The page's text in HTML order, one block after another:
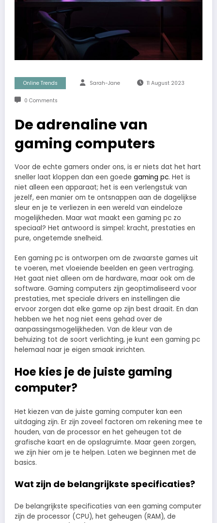
Online Trends Sarah-Jane 11 August 2023
0 Comments
De adrenaline van
gaming computers
Voor de echte gamers onder ons, is er niets dat het hart
sneller laat kloppen dan een goede gaming pc. Het is
niet alleen een apparaat; het is een verlengstuk van
jezelf, een manier om te ontsnappen aan de dagelijkse
sleur en je te verliezen in een wereld van eindeloze
mogelijkheden. Maar wat maakt een gaming pc zo
speciaal? Het antwoord is simpel: kracht, prestaties en
pure, ongetemde snelheid.
Een gaming pc is ontworpen om de zwaarste games uit
te voeren, met vloeiende beelden en geen vertraging.
Het gaat niet alleen om de hardware, maar ook om de
software. Gaming computers zijn geoptimaliseerd voor
prestaties, met speciale drivers en instellingen die
ervoor zorgen dat elke game op zijn best draait. En dan
hebben we het nog niet eens gehad over de
aanpassingsmogelijkheden. Van de kleur van de
behuizing tot de soort verlichting, je kunt een gaming pc
helemaal naar je eigen smaak inrichten.
Hoe kies je de juiste gaming
computer?
Het kiezen van de juiste gaming computer kan een
uitdaging zijn. Er zijn zoveel factoren om rekening mee te
houden, van de processor en het geheugen tot de
grafische kaart en de opslagruimte. Maar geen zorgen,
we zijn hier om je te helpen. Laten we beginnen met de
basics.
Wat zijn de belangrijkste specificaties?
De belangrijkste specificaties van een gaming computer
zijn de processor (CPU), het geheugen (RAM), de